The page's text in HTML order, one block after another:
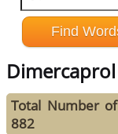
Dimercaprol
Total Number
882